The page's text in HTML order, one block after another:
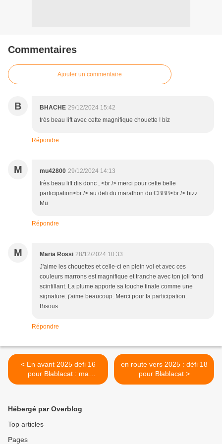
Commentaires
Ajouter un commentaire
B BHACHE 29/12/2024 15:42
très beau lift avec cette magnifique chouette ! biz
Répondre
M mu42800 29/12/2024 14:13
très beau lift dis donc , <br /> merci pour cette belle
participation<br /> au defi du marathon du CBBB<br /> bizz
Mu
Répondre
M Maria Rossi 28/12/2024 10:33
J'aime les chouettes et celle-ci en plein vol et avec ces
couleurs marrons est magnifique et tranche avec ton joli fond
scintillant. La plume apporte sa touche finale comme une
signature. j'aime beaucoup. Merci pour ta participation.
Bisous.
Répondre
< En avant 2025 defi 16
pour Blablacat : ma
réalisation
en route vers 2025 : défi 18
pour Blablacat >
Hébergé par Overblog
Top articles
Pages